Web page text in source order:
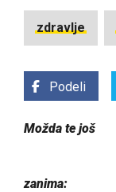
zdravlje
Podeli
Možda te još
zanima: